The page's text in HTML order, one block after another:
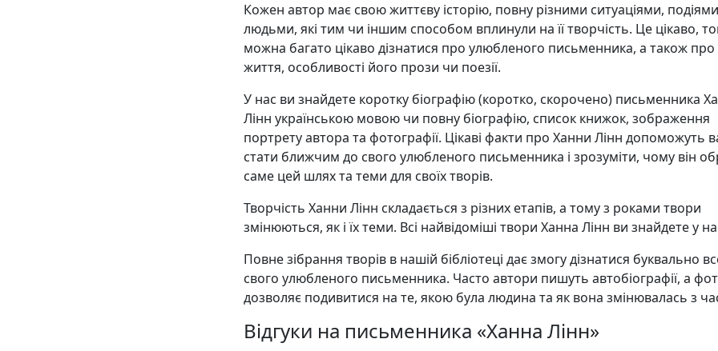
Кожен автор має свою життєву історію, повну різними ситуаціями,
людьми, які тим чи іншим способом вплинули на її творчість. Це цікаво,
можна багато цікаво дізнатися про улюбленого письменника, а також
життя, особливості його прози чи поезії.
У нас ви знайдете коротку біографію (коротко, скорочено) письменника
Лінн українською мовою чи повну біографію, список книжок, зображення
портрету автора та фотографії. Цікаві факти про Ханни Лінн допоможуть
стати ближчим до свого улюбленого письменника і зрозуміти, чому він
саме цей шлях та теми для своїх творів.
Творчість Ханни Лінн складається з різних етапів, а тому з роками твори
змінюються, як і їх теми. Всі найвідоміші твори Ханна Лінн ви знайдете у
Повне зібрання творів в нашій бібліотеці дає змогу дізнатися буквально
свого улюбленого письменника. Часто автори пишуть автобіографії, а
дозволяє подивитися на те, якою була людина та як вона змінювалась з
Відгуки на письменника «Ханна Лінн»